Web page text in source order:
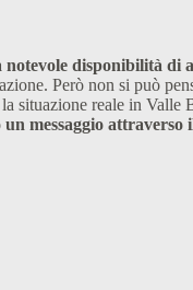
notevole disponibilità di
Però non si può
situazione reale in Valle
messaggio